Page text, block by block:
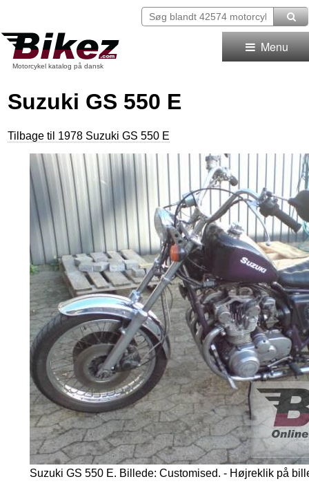
Motorcykel katalog på dansk
Menu
Suzuki GS 550 E
Tilbage til 1978 Suzuki GS 550 E
Suzuki GS 550 E. Billede: Customised. - Højreklik på